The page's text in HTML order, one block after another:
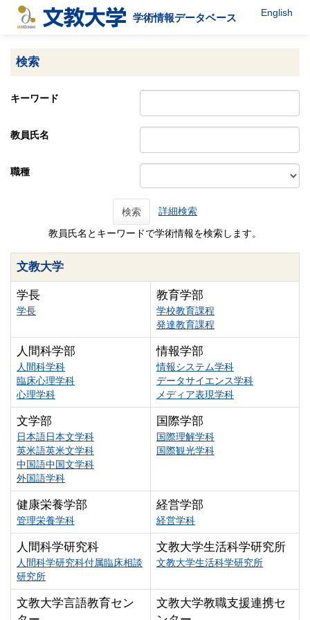
学術情報データベース English
検索
キーワード
教員氏名
職種
検索 詳細検索
教員氏名とキーワードで学術情報を検索します。
文教大学
学長
学長
教育学部
学校教育課程
発達教育課程
人間科学部
人間科学科
臨床心理学科
心理学科
情報学部
情報システム学科
データサイエンス学科
メディア表現学科
文学部
日本語日本文学科
英米語英米文学科
中国語中国文学科
外国語学科
国際学部
国際理解学科
国際観光学科
健康栄養学部
管理栄養学科
経営学部
経営学科
人間科学研究科
人間科学研究科付属臨床相談
研究所
文教大学生活科学研究所
文教大学生活科学研究所
文教大学言語教育セン
文教大学教職支援連携セ